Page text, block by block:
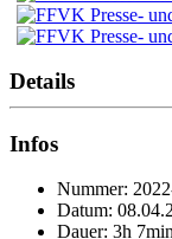
Details
Infos
Nummer:
Datum:
Dauer: 3h 7min